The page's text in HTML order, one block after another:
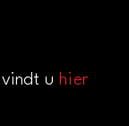
vindt uhier